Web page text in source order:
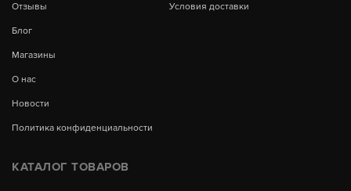
Отзывы
Блог
Магазины
О нас
Новости
Политика конфиденциальности
Условия доставки
КАТАЛОГ ТОВАРОВ